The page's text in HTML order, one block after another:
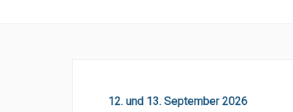
12. und 13. September 2026